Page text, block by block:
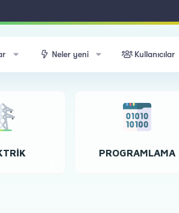
Neler yeni Kullanıcılar
PROGRAMLAMA